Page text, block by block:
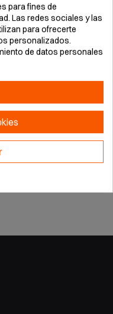
gas. Display
y avisos; kit de
Gran
carga.
para fines de
Las redes sociales y las
para ofrecerte
personalizados.
de datos personales